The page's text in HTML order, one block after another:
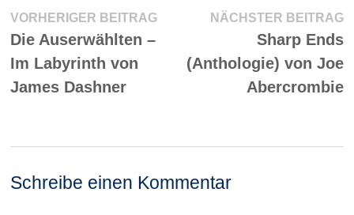
Beitragsnavigation
VORHERIGER BEITRAGVorheriger
Die Auserwählten –
Im Labyrinth von
James Dashner
NÄCHSTER BEITRAG
Sharp Ends
(Anthologie) von Joe
Abercrombie
Schreibe einen Kommentar